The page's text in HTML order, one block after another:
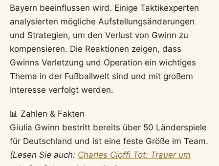
Bayern beeinflussen wird. Einige Taktikexperten
analysierten mögliche Aufstellungsänderungen
und Strategien, um den Verlust von Gwinn zu
kompensieren. Die Reaktionen zeigen, dass
Gwinns Verletzung und Operation ein wichtiges
Thema in der Fußballwelt sind und mit großem
Interesse verfolgt werden.
📊 Zahlen & Fakten
Giulia Gwinn bestritt bereits über 50 Länderspiele
für Deutschland und ist eine feste Größe im Team.
(Lesen Sie auch: Charles Cioffi Tot: Trauer um